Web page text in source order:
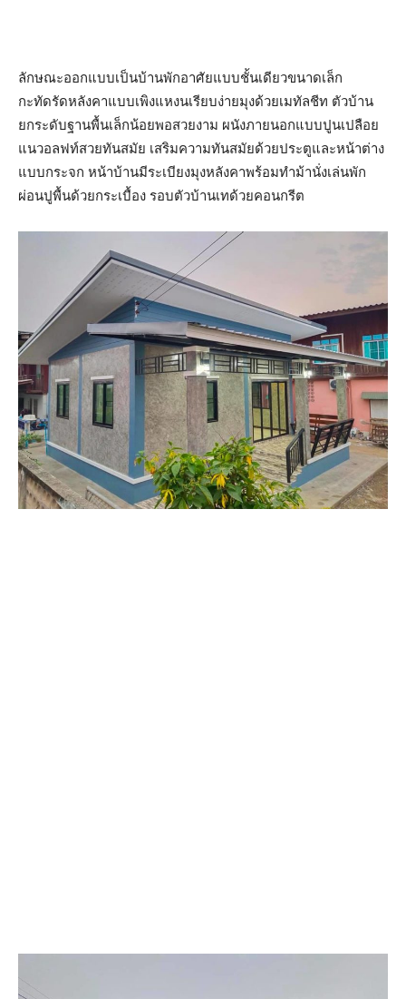
ลักษณะออกแบบเป็นบ้านพักอาศัยแบบชั้นเดียวขนาดเล็ก
กะทัดรัดหลังคาแบบเพิงแหงนเรียบง่ายมุงด้วยเมทัลชีท ตัวบ้าน
ยกระดับฐานพื้นเล็กน้อยพอสวยงาม ผนังภายนอกแบบปูนเปลือย
แนวอลฟท์สวยทันสมัย เสริมความทันสมัยด้วยประตูและหน้าต่าง
แบบกระจก หน้าบ้านมีระเบียงมุงหลังคาพร้อมทำม้านั่งเล่นพัก
ผ่อนปูพื้นด้วยกระเบื้อง รอบตัวบ้านเทด้วยคอนกรีต